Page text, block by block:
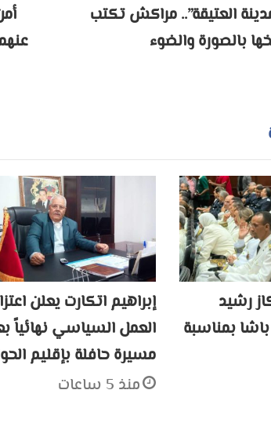
العتيقة”.. مراكش تكتب
بالصورة والضوء
رشيد
بمناسبة
إبراهيم اتكارت يعلن
العمل السياسي نهائياً
مسيرة حافلة بإقليم
منذ 5 ساعات